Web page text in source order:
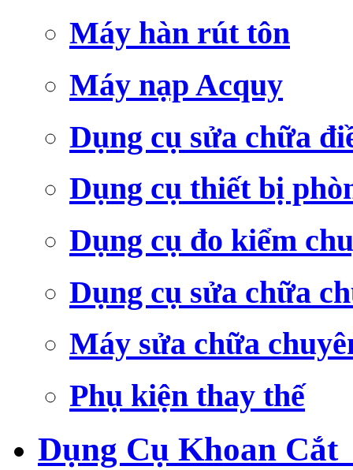
Máy hàn rút tôn
Máy nạp Acquy
Dụng cụ sửa chữa
Dụng cụ thiết bị
Dụng cụ đo kiểm
Dụng cụ sửa chữa
Máy sửa chữa
Phụ kiện thay thế
Dụng Cụ Khoan Cắt